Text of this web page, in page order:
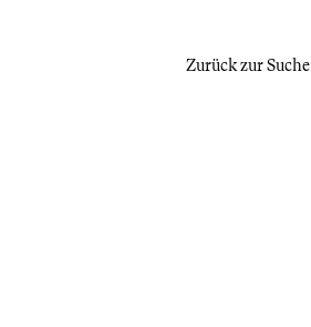
Zurück zur Suche